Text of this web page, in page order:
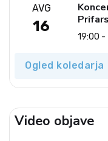
AVG
16
19:00 -
Ogled koledarja
Video objave